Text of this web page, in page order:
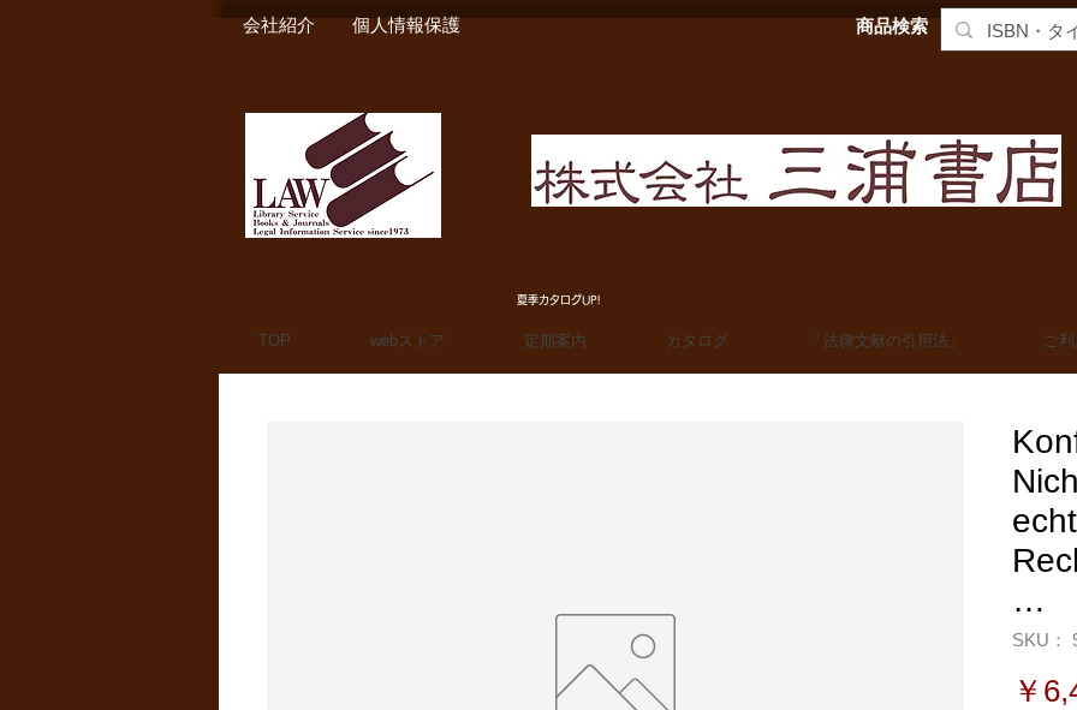
会社紹介 個人情報保護 商品検索
夏季カタログUP!
TOP webストア 定期案内 カタログ 「法律文献の引用法」 ご
…
SKU：
￥